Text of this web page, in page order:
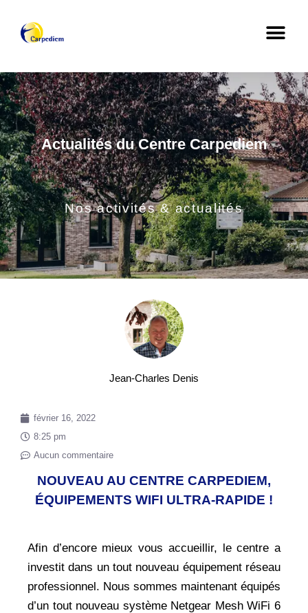
Actualités du Centre Carpediem
Nos activités & actualités
Jean-Charles Denis
février 16, 2022
8:25 pm
Aucun commentaire
NOUVEAU AU CENTRE CARPEDIEM,
ÉQUIPEMENTS WIFI ULTRA-RAPIDE !
Afin d’encore mieux vous accueillir, le centre a
investit dans un tout nouveau équipement réseau
professionnel. Nous sommes maintenant équipés
d’un tout nouveau système Netgear Mesh WiFi 6